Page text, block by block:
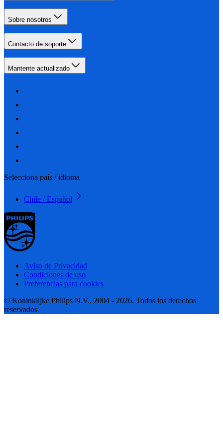
Sobre nosotros
Contacto de soporte
Mantente actualizado
Selecciona país / idioma
Chile / Español
Aviso de Privacidad
Condiciones de uso
Preferencias para cookies
© Koninklijke Philips N.V., 2004 - 2026. Todos los derechos
reservados.